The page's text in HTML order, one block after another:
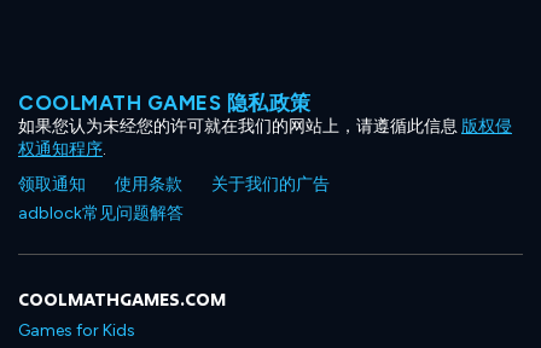
COOLMATH GAMES 隐私政策
如果您认为未经您的许可就在我们的网站上，请遵循此信息 版权侵
权通知程序.
领取通知
使用条款
关于我们的广告
adblock常见问题解答
COOLMATHGAMES.COM
Games for Kids